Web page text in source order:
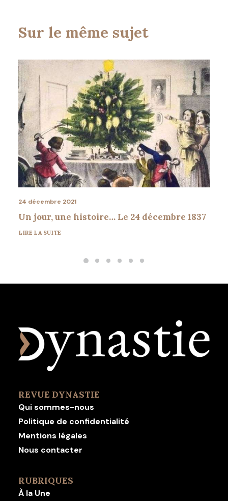
Sur le même sujet
24 décembre 2021
Un jour, une histoire… Le 24 décembre 1837
LIRE LA SUITE
REVUE DYNASTIE
Qui sommes-nous
Politique de confidentialité
Mentions légales
Nous contacter
RUBRIQUES
À la Une